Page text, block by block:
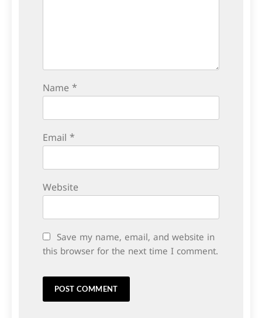
Name *
Email *
Website
Save my name, email, and website in
this browser for the next time I comment.